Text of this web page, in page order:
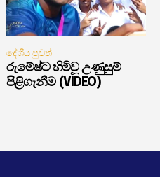
දේශීය පුවත්
රුමේෂ්ට හිමිවූ උණුසුම්
පිළිගැනීම (VIDEO)